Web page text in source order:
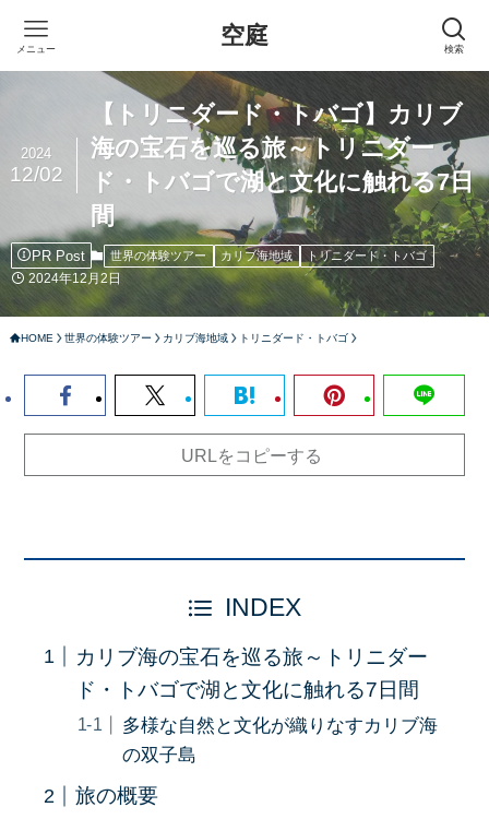
空庭 検索
メニュー
【トリニダード・トバゴ】カリブ
海の宝石を巡る旅～トリニダー
ド・トバゴで湖と文化に触れる7日
間
2024
12/02
PR Post 世界の体験ツアー カリブ海地域 トリニダード・トバゴ
2024年12月2日
HOME 世界の体験ツアー カリブ海地域 トリニダード・トバゴ
URLをコピーする
INDEX
カリブ海の宝石を巡る旅～トリニダー
ド・トバゴで湖と文化に触れる7日間
多様な自然と文化が織りなすカリブ海
の双子島
旅の概要